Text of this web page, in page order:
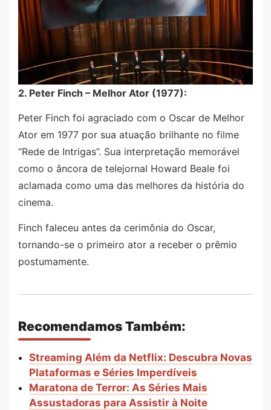
2. Peter Finch – Melhor Ator (1977):
Peter Finch foi agraciado com o Oscar de Melhor
Ator em 1977 por sua atuação brilhante no filme
“Rede de Intrigas”. Sua interpretação memorável
como o âncora de telejornal Howard Beale foi
aclamada como uma das melhores da história do
cinema.
Finch faleceu antes da cerimônia do Oscar,
tornando-se o primeiro ator a receber o prêmio
postumamente.
Recomendamos Também:
Streaming Além da Netflix: Descubra Novas
Plataformas e Séries Imperdíveis
Maratona de Terror: As Séries Mais
Assustadoras para Assistir à Noite